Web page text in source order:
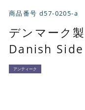
商品番号 d57-0205-a
デンマーク
Danish
アンティーク